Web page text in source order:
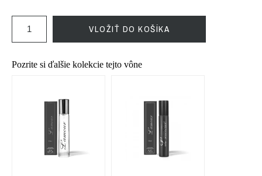
VLOŽIŤ DO KOŠÍKA
Pozrite si ďalšie kolekcie tejto vône